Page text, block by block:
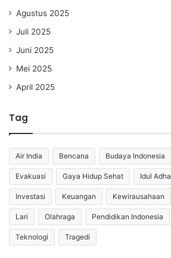
Agustus 2025
Juli 2025
Juni 2025
Mei 2025
April 2025
Tag
Air India Bencana Budaya Indonesia
Evakuasi Gaya Hidup Sehat Idul Adha
Investasi Keuangan Kewirausahaan
Lari Olahraga Pendidikan Indonesia
Teknologi Tragedi